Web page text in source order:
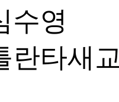
수영
란타새